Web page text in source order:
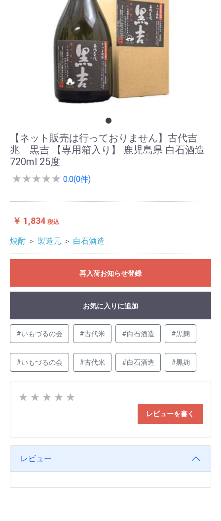
【ネット販売は行っておりません】古代吉
兆 黒吉 【専用箱入り】 鹿児島県 白石酒造
720ml 25度
★★★★★ 0.0(0件)
￥ 1,834税込
焼酎 ＞ 製造元 ＞ 白石酒造
再入荷お知らせ登録
お気に入りに追加
#いもづるの会 #古代米 #白石酒造 #黒麹
#いもづるの会 #古代米 #白石酒造 #黒麹
★ ★ ★ ★ ★
レビューを書く
レビュー